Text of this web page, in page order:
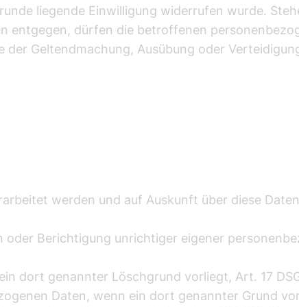
liegende Einwilligung widerrufen wurde.
entgegen, dürfen die betroffenen
Geltendmachung, Ausübung oder
werden und auf Auskunft über diese
Berichtigung unrichtiger eigener
dort genannter Löschgrund vorliegt, Art. 17
Daten, wenn ein dort genannter Grund